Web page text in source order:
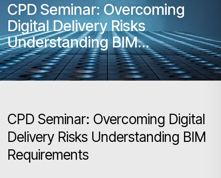
CPD Seminar: Overcoming
Digital Delivery Risks
Understanding BIM
Requirements
CPD Seminar: Overcoming Digital
Delivery Risks Understanding BIM
Requirements